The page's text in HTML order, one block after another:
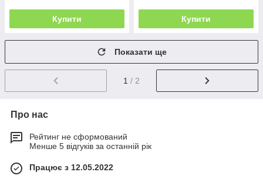
Купити Купити
Показати ще
1 / 2
Про нас
Рейтинг не сформований
Менше 5 відгуків за останній рік
Працює з 12.05.2022